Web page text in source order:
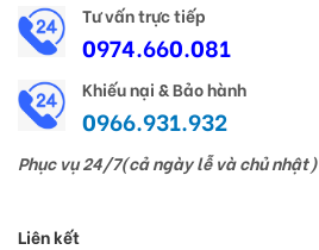
Tư vấn trực tiếp
0974.660.081
Khiếu nại & Bảo hành
0966.931.932
Phục vụ 24/7(cả ngày lễ và chủ nhật)
Liên kết